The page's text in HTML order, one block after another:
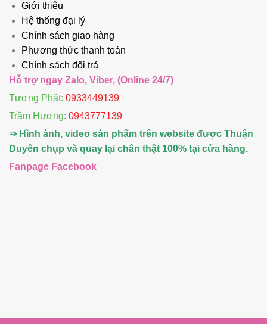
Giới thiệu
Hệ thống đại lý
Chính sách giao hàng
Phương thức thanh toán
Chính sách đổi trả
Hỗ trợ ngay Zalo, Viber, (Online 24/7)
Tượng Phật: 0933449139
Trầm Hương: 0943777139
⇒ Hình ảnh, video sản phẩm trên website được Thuận
Duyên chụp và quay lại chân thật 100% tại cửa hàng.
Fanpage Facebook